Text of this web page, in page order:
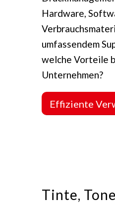
Hardware,
umfassendem
welche Vorteile
Unternehmen?
Effiziente
Tinte,